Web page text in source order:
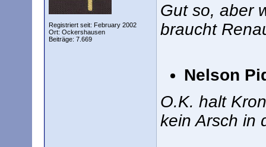
Registriert seit: February 2002
Ort: Ockershausen
Beiträge: 7.669
Gut so, aber
braucht
Nelson
O.K. halt
kein Arsch in